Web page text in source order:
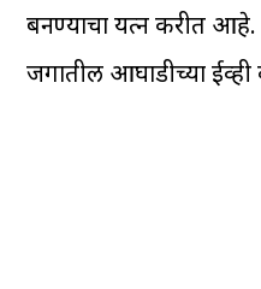
बनण्याचा प्रयत्न करीत
जगातील आघाडीच्या